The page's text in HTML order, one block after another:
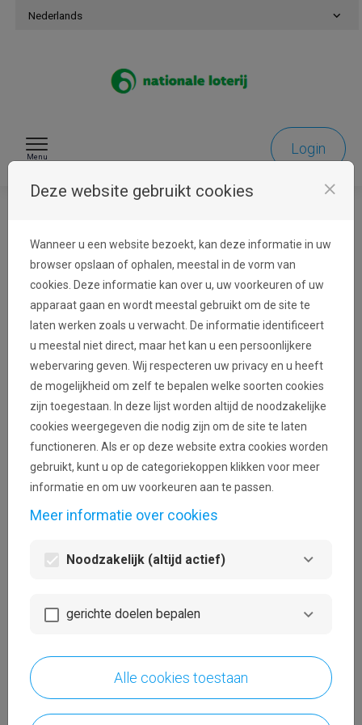
Naar inhoud gaan
Nederlands
Menu
Login
FAQ
Ik heb op "Verloren wachtwoord"
gekregen met een link om een
wachtwoord aan te maken.
Ik heb op "Verloren wachtwoord"
geklikt, maar wanneer ik op de link
klik die ik via e-mail heb gekregen,
verschijnt er een foutbericht.
op dezelfde pagina.
Hoe kan ik het eerste deel lezen van
Deze website gebruikt cookies close
Wanneer u een website bezoekt, kan deze informatie in uw
browser opslaan of ophalen, meestal in de vorm van
cookies. Deze informatie kan over u, uw voorkeuren of uw
apparaat gaan en wordt meestal gebruikt om de site te
laten werken zoals u verwacht. De informatie identificeert
u meestal niet direct, maar het kan u een persoonlijkere
webervaring geven. Wij respecteren uw privacy en u heeft
de mogelijkheid om zelf te bepalen welke soorten cookies
zijn toegestaan. In deze lijst worden altijd de noodzakelijke
cookies weergegeven die nodig zijn om de site te laten
functioneren. Als er op deze website extra cookies worden
gebruikt, kunt u op de categoriekoppen klikken voor meer
informatie en om uw voorkeuren aan te passen.
Meer informatie over cookies
Noodzakelijk (altijd actief)
gerichte doelen bepalen
Alle cookies toestaan